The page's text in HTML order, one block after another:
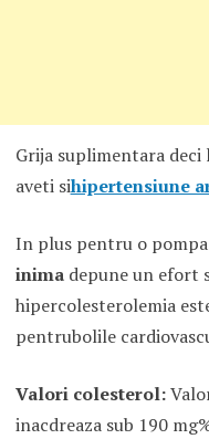
Grija suplimentara
aveti sihipertensiune
In plus pentru o
inimadepune un efort
hipercolesterolemia
pentrubolile
Valori colesterol:
inacdreaza sub 190